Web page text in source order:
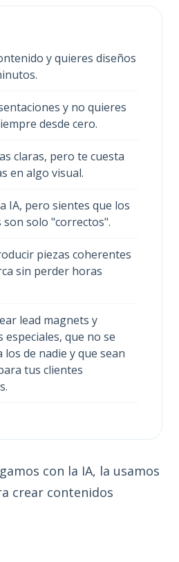
y quieres diseños
y no quieres
desde cero.
claras, pero te cuesta
en algo visual.
IA, pero sientes que los
son solo "correctos".
piezas coherentes
sin perder horas
lead magnets y
especiales, que no se
los de nadie y que sean
tus clientes
con la IA, la usamos
crear contenidos